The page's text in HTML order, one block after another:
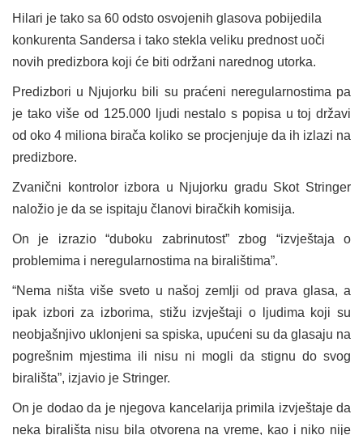
Hilari je tako sa 60 odsto osvojenih glasova pobijedila
konkurenta Sandersa i tako stekla veliku prednost uoči
novih predizbora koji će biti održani narednog utorka.
Predizbori u Njujorku bili su praćeni neregularnostima pa
je tako više od 125.000 ljudi nestalo s popisa u toj državi
od oko 4 miliona birača koliko se procjenjuje da ih izlazi na
predizbore.
Zvanični kontrolor izbora u Njujorku gradu Skot Stringer
naložio je da se ispitaju članovi biračkih komisija.
On je izrazio “duboku zabrinutost” zbog “izvještaja o
problemima i neregularnostima na biralištima”.
“Nema ništa više sveto u našoj zemlji od prava glasa, a
ipak izbori za izborima, stižu izvještaji o ljudima koji su
neobjašnjivo uklonjeni sa spiska, upućeni su da glasaju na
pogrešnim mjestima ili nisu ni mogli da stignu do svog
birališta”, izjavio je Stringer.
On je dodao da je njegova kancelarija primila izvještaje da
neka birališta nisu bila otvorena na vreme, kao i niko nije